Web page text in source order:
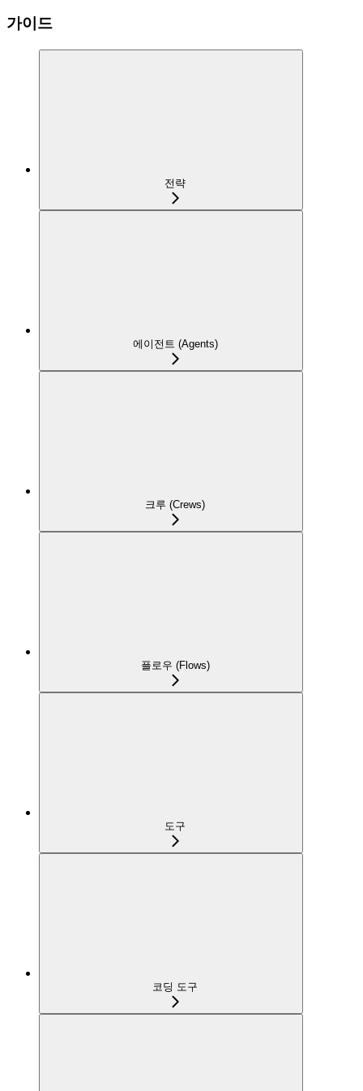
가이드
전략
에이전트 (Agents)
크루 (Crews)
플로우 (Flows)
도구
코딩 도구